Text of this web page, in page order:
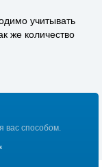
учитывать
же количество
вас способом.